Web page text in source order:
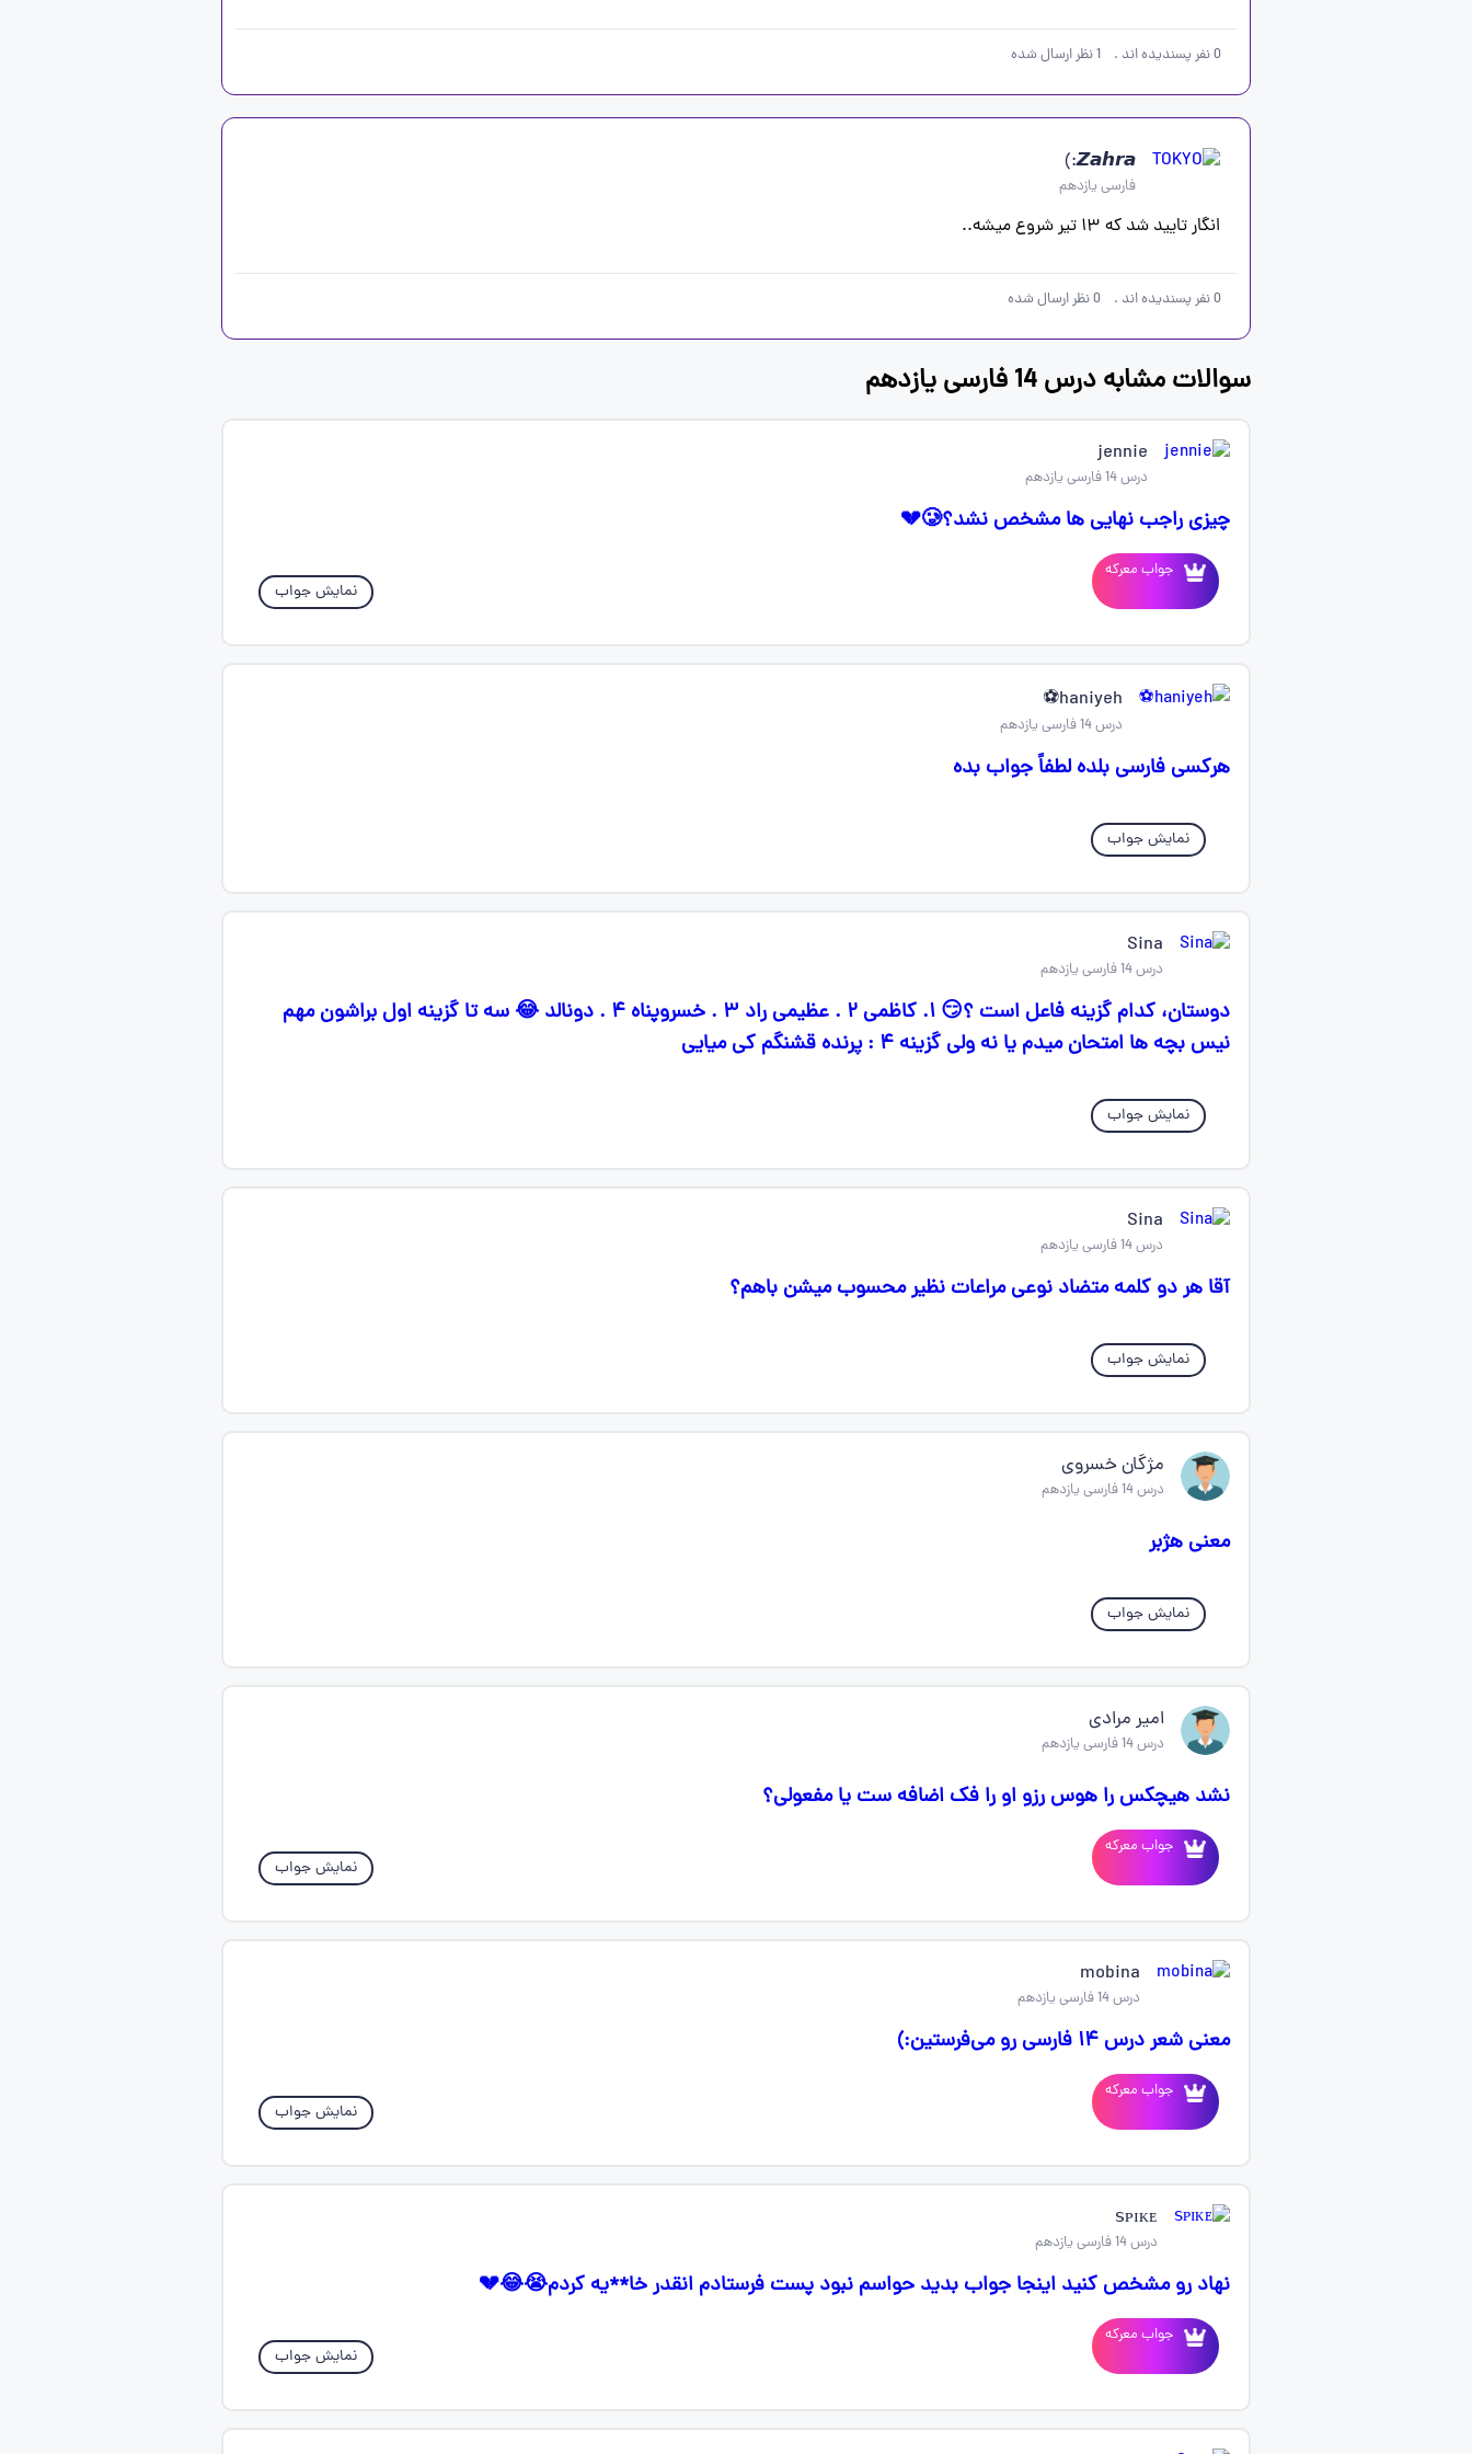
0نفر پسندیده اند .
1نظر ارسال شده
𝙕𝙖𝙝𝙧𝙖:)
فارسی یازدهم
انگار تایید شد که ۱۳ تیر شروع میشه..
0نفر پسندیده اند .
0نظر ارسال شده
سوالات مشابه درس 14 فارسی یازدهم
jennie
درس 14 فارسی یازدهم
چیزی راجب نهایی ها مشخص نشد؟🥲💔
جواب معرکه
نمایش جواب
haniyeh⚽
درس 14 فارسی یازدهم
هرکسی فارسی بلده لطفاً جواب بده
نمایش جواب
Sina
درس 14 فارسی یازدهم
دوستان، کدام گزینه فاعل است ؟😏 ۱. کاظمی ۲ . عظیمی راد ۳ . خسروپناه ۴ . دونالد 😂 سه تا گزینه اول براشون مهم
نیس بچه ها امتحان میدم یا نه ولی گزینه ۴ : پرنده قشنگم کی میایی
نمایش جواب
Sina
درس 14 فارسی یازدهم
آقا هر دو کلمه متضاد نوعی مراعات نظیر محسوب میشن باهم؟
نمایش جواب
مژگان خسروی
درس 14 فارسی یازدهم
معنی هژبر
نمایش جواب
امیر مرادی
درس 14 فارسی یازدهم
نشد هیچکس را هوس رزو او را فک اضافه ست یا مفعولی؟
جواب معرکه
نمایش جواب
mobina
درس 14 فارسی یازدهم
معنی شعر درس ۱۴ فارسی رو می‌فرستین:)
جواب معرکه
نمایش جواب
ꜱᴘɪᴋᴇ
درس 14 فارسی یازدهم
نهاد رو مشخص کنید اینجا جواب بدید حواسم نبود پست فرستادم انقدر خا**یه کردم😭😂💔
جواب معرکه
نمایش جواب